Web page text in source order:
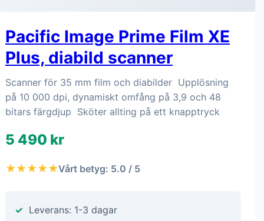
Pacific Image Prime Film XE
Plus, diabild scanner
Scanner för 35 mm film och diabilder Upplösning
på 10 000 dpi, dynamiskt omfång på 3,9 och 48
bitars färgdjup Sköter allting på ett knapptryck
5 490 kr
★★★★★Vårt betyg: 5.0 / 5
Leverans: 1-3 dagar